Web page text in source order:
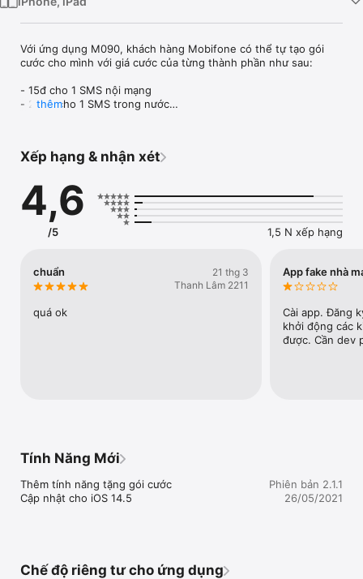
Với ứng dụng M090, khách hàng Mobifone có thể tự tạo gói
cước cho mình với giá cước của từng thành phần như sau:
- 15đ cho 1 SMS nội mạng
- 250đ cho 1 SMS trong nước
Mobifone như M50, M70, FUNRING, 6M70,12M70, C90N
Ứng dụng M090 còn cung cấp 1 widget giúp khách hàng kiểm
tra tài khoản Mobifone mà không cần mở ứng dụng M090
thêm
Xếp hạng & nhận xét
4,6
/5 1,5 N xếp hạng
chuẩn
21 thg 3
Thanh Lâm 2211
quá ok
App fake nhà
Cài app. Đăng
khởi động các
được. Cần dev
Tính Năng Mới
Thêm tính năng tặng gói cước
Cập nhật cho iOS 14.5
Phiên bản 2.1.1
26/05/2021
Chế độ riêng tư cho ứng dụng